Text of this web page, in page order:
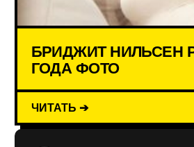
БРИДЖИТ НИЛЬСЕН
ГОДА ФОТО
ЧИТАТЬ ➔